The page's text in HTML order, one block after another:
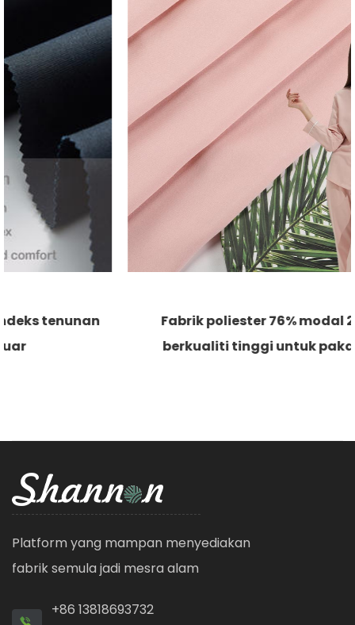
Fabrik poliester 76% modal 24% lembut
berkualiti tinggi untuk pakaian santai
Platform yang mampan menyediakan
fabrik semula jadi mesra alam
+86 13818693732